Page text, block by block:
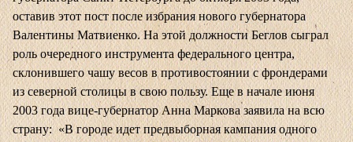
оставив этот пост после избрания нового губернатора
Валентины Матвиенко. На этой должности Беглов сыграл
роль очередного инструмента федерального центра,
склонившего чашу весов в противостоянии с фрондерами
из северной столицы в свою пользу. Еще в начале июня
2003 года вице-губернатор Анна Маркова заявила на всю
страну: «В городе идет предвыборная кампания одного